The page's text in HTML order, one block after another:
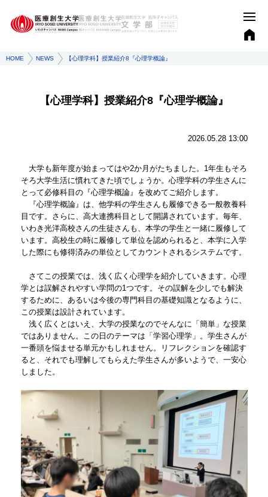
HOME NEWS 【心理学科】授業紹介8『心理学概論』
【心理学科】授業紹介8『心理学概論』
2026.05.28 13:00
大学も新年度が始まってはや2か月がたちました。1年生もそろ
そろ大学生活に慣れてきた頃でしょうか。心理学科の学生さんに
とって必修科目の『心理学概論』を改めてご紹介します。
『心理学概論』は、他学科の学生さんも履修できる一般教養科
目です。さらに、高大連携科目として開講されています。毎年、
いわき光洋高校さんの生徒さんも、本学の学生と一緒に履修して
います。高校生の時に履修して単位を認められると、本学に入学
した際にも修得済みの単位としてカウントされるシステムです。
さてこの授業では、浅く広く心理学を紹介していきます。心理
学とは誤解されやすい学問の1つです。その誤解を少しでも解決
するために、あるいは今後の専門科目の基礎知識となるように、
この授業は設計されています。
浅く広くとはいえ、大学の授業なのでそんなに「簡単」な授業
ではありません。この日のテーマは「学習心理学」。学生さんが
一番頭を悩ませる単元かもしれません。リフレクションを確認す
ると、それでも理解してもらえた学生さんが多いようで、一安心
しました。